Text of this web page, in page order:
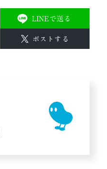
LINEで送る
ポストする